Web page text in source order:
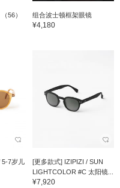
56） 组合波士顿框架眼镜
¥4,180
5-7岁儿
[更多款式] IZIPIZI / SUN
LIGHTCOLOR #C 太阳镜...
¥7,920